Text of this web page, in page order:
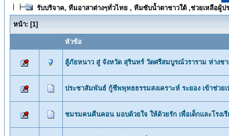
รับบริจาค, ทีมอาสาต่างๆทั่วไทย , ทีมซับน้ำตาชาวใต้ ,ช่วยเหลือผู้
หน้า: [1]
หัวข้อ
สู้ภัยหนาว สู่ จังหวัด สุรินทร์ วัดศรีสมบูรณ์วราราม ห่างช
ประชาสัมพันธ์ กู้ชีพพุทธธรรมสงเคราะห์ ระยอง เข้าช่วย
ชมรมคนคืนคอน มอบด้วยใจ ให้ด้วยรัก เพื่อเด็กและโรงเ